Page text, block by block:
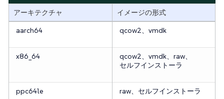
アーキテクチャ
イメージの形式
aarch64
qcow2、vmdk
x86_64
qcow2、vmdk、raw、
セルフインストーラ
ppc64le raw、セルフインストーラ